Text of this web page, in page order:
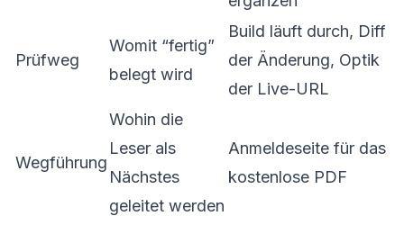
Prüfweg
Womit “fertig”
belegt wird
Build läuft durch, Diff
der Änderung, Optik
der Live-URL
Wegführung
Wohin die
Leser als
Nächstes
geleitet werden
Anmeldeseite für das
kostenlose PDF